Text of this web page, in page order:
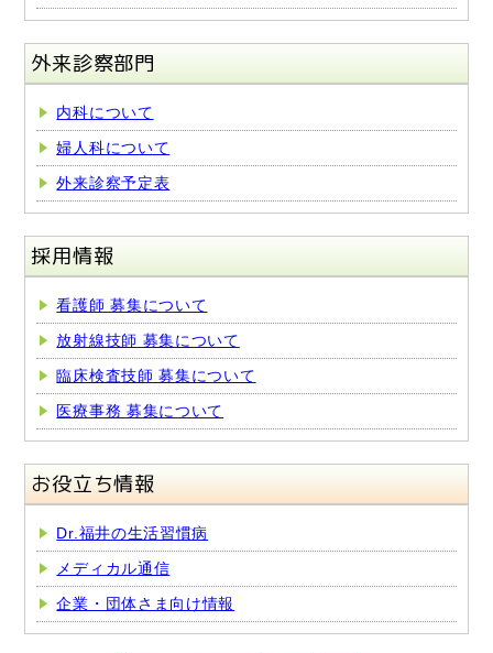
外来診察部門
内科について
婦人科について
外来診察予定表
採用情報
看護師 募集について
放射線技師 募集について
臨床検査技師 募集について
医療事務 募集について
お役立ち情報
Dr.福井の生活習慣病
メディカル通信
企業・団体さま向け情報